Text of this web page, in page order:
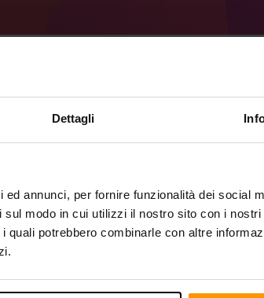
Dettagli
annunci, per fornire funzionalità dei social
modo in cui utilizzi il nostro sito con i
quali potrebbero combinarle con altre
Come creare un
53.0.1 (MC 1.21.3).
Installa il server a Forge 53.0.1 (MC 1.21.3)
tuo server → Server di gioco → Aggiungi
Divertiti a giocare sul server!